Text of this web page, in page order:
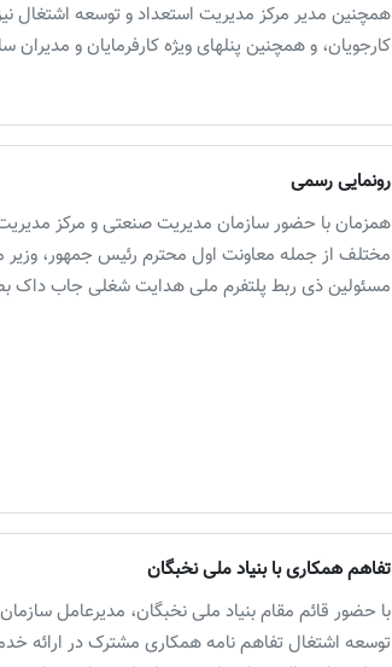
همچنین مدیر مرکز مدیریت استعداد و توسعه
کارجویان، و همچنین پنلهای ویژه کارفرمایان و مدیران
رونمایی رسمی
مختلف از جمله معاونت اول محترم رئیس جمهور،
مسئولین ذی ربط پلتفرم ملی هدایت شغلی جاب داک
تفاهم همکاری با بنیاد ملی نخبگان
با حضور قائم مقام بنیاد ملی نخبگان، مدیرعامل
توسعه اشتغال تفاهم نامه همکاری مشترک در ارائه